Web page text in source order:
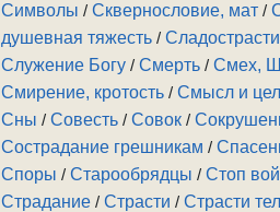
Символы /Сквернословие, мат /
душевная тяжесть /
Служение Богу /Смерть /Смех,
Смирение, кротость /Смысл и
Сны /Совесть /Совок /
Сострадание грешникам /
Споры /Старообрядцы /Стоп
Страдание /Страсти /Страсти